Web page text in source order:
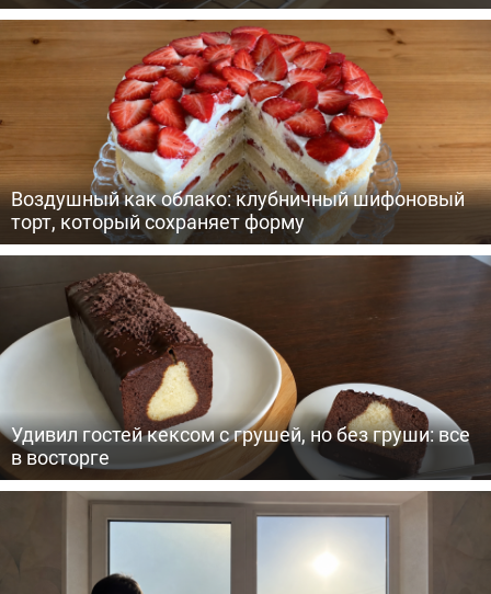
Воздушный как облако: клубничный шифоновый
торт, который сохраняет форму
Удивил гостей кексом с грушей, но без груши: все
в восторге